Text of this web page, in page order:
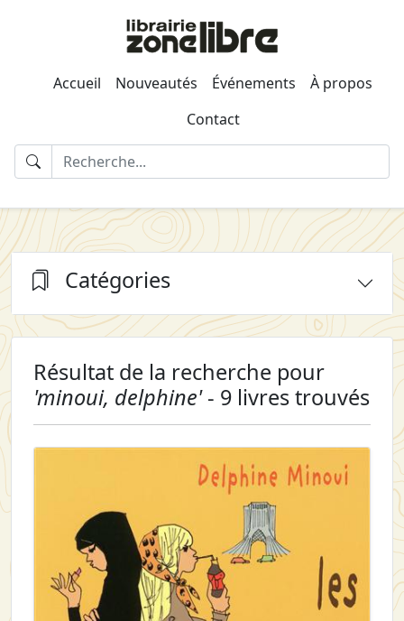
Accueil Nouveautés Événements
À propos
Contact
Catégories
Résultat de la recherche pour
'minoui, delphine'- 9 livres trouvés